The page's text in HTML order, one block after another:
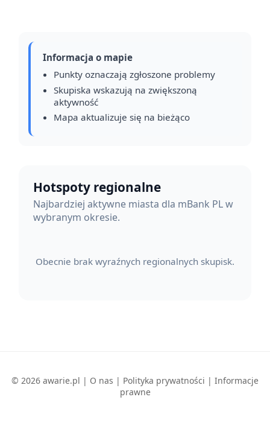
Informacja o mapie
Punkty oznaczają zgłoszone problemy
Skupiska wskazują na zwiększoną
aktywność
Mapa aktualizuje się na bieżąco
Hotspoty regionalne
Najbardziej aktywne miasta dla mBank PL w
wybranym okresie.
Obecnie brak wyraźnych regionalnych skupisk.
© 2026 awarie.pl | O nas | Polityka prywatności | Informacje
prawne